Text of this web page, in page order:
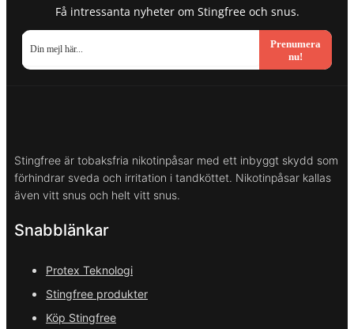
Få intressanta nyheter om Stingfree och snus.
Prenumera
nu!
Stingfree är tobaksfria nikotinpåsar med ett inbyggt skydd som
förhindrar sveda och irritation i tandköttet. Nikotinpåsar kallas
även vitt snus och helt vitt snus.
Snabblänkar
Protex Teknologi
Stingfree produkter
Köp Stingfree